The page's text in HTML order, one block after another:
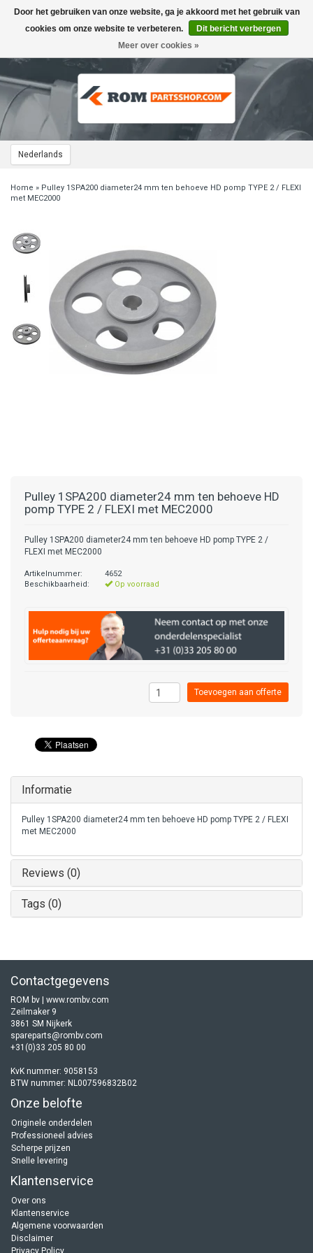
Nederlands
Toggle
navigation
Home » Pulley 1SPA200 diameter24 mm ten behoeve HD pomp TYPE 2 / FLEXI
met MEC2000
Pulley 1SPA200 diameter24 mm ten behoeve HD
pomp TYPE 2 / FLEXI met MEC2000
Pulley 1SPA200 diameter24 mm ten behoeve HD pomp TYPE 2 /
FLEXI met MEC2000
Artikelnummer:
4652
Beschikbaarheid:
Op voorraad
Toevoegen aan offerte
Informatie
Pulley 1SPA200 diameter24 mm ten behoeve HD pomp TYPE 2 / FLEXI
met MEC2000
Reviews (0)
Tags (0)
Contactgegevens
ROM bv | www.rombv.com
Zeilmaker 9
3861 SM Nijkerk
spareparts@rombv.com
+31(0)33 205 80 00
KvK nummer: 9058153
BTW nummer: NL007596832B02
Onze belofte
Originele onderdelen
Professioneel advies
Scherpe prijzen
Snelle levering
Klantenservice
Over ons
Klantenservice
Algemene voorwaarden
Disclaimer
Door het gebruiken van onze website, ga je akkoord met het gebruik van
cookies om onze website te verbeteren.
Dit bericht verbergen
Meer over cookies »